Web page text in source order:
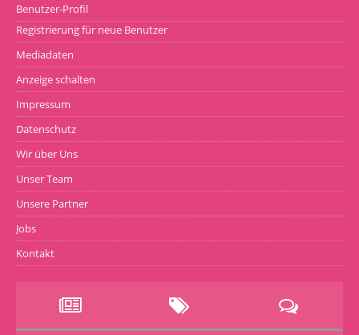
Benutzer-Profil
Registrierung für neue Benutzer
Mediadaten
Anzeige schalten
Impressum
Datenschutz
Wir über Uns
Unser Team
Unsere Partner
Jobs
Kontakt